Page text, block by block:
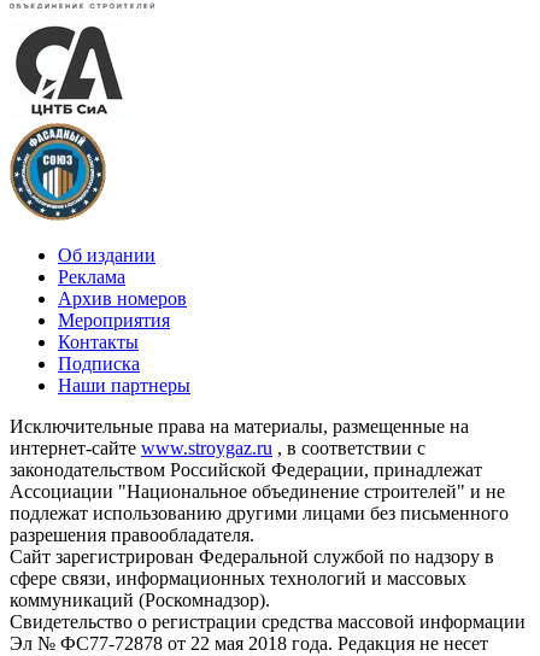
Об издании
Реклама
Архив номеров
Мероприятия
Контакты
Подписка
Наши партнеры
Исключительные права на материалы, размещенные на
интернет-сайте www.stroygaz.ru , в соответствии с
законодательством Российской Федерации, принадлежат
Ассоциации "Национальное объединение строителей" и не
подлежат использованию другими лицами без письменного
разрешения правообладателя.
Сайт зарегистрирован Федеральной службой по надзору в
сфере связи, информационных технологий и массовых
коммуникаций (Роскомнадзор).
Свидетельство о регистрации средства массовой информации
Эл № ФС77-72878 от 22 мая 2018 года. Редакция не несет